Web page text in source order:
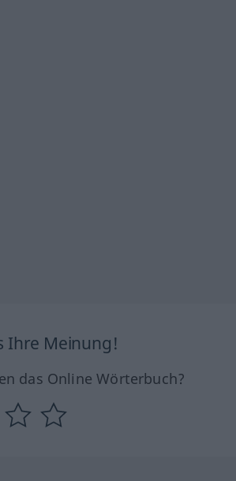
Ihre Meinung!
das Online Wörterbuch?